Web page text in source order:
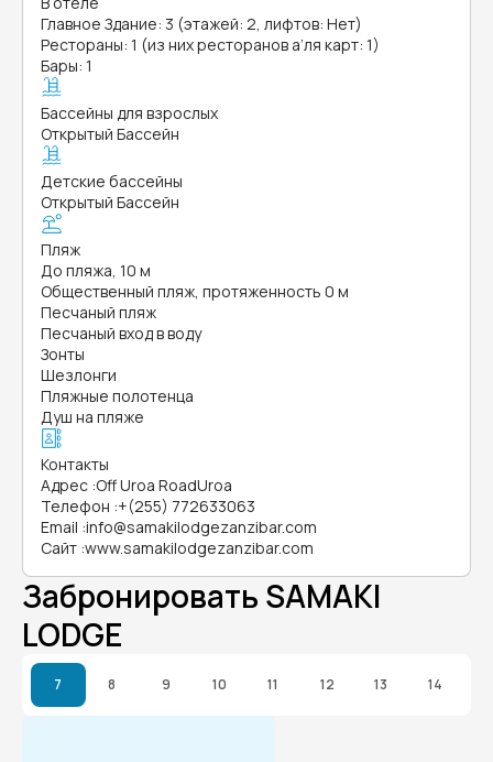
Главное Здание: 3 (этажей: 2, лифтов: Нет)
Рестораны: 1 (из них ресторанов а’ля карт: 1)
Бары: 1
Бассейны для взрослых
Открытый Бассейн
Детские бассейны
Открытый Бассейн
Пляж
До пляжа, 10 м
Общественный пляж, протяженность 0 м
Песчаный пляж
Песчаный вход в воду
Зонты
Шезлонги
Пляжные полотенца
Душ на пляже
Контакты
Адрес :Off Uroa RoadUroa
Телефон :+(255) 772633063
Email :info@samakilodgezanzibar.com
Сайт :www.samakilodgezanzibar.com
Забронировать SAMAKI
LODGE
7 8 9 10 11 12 13 14